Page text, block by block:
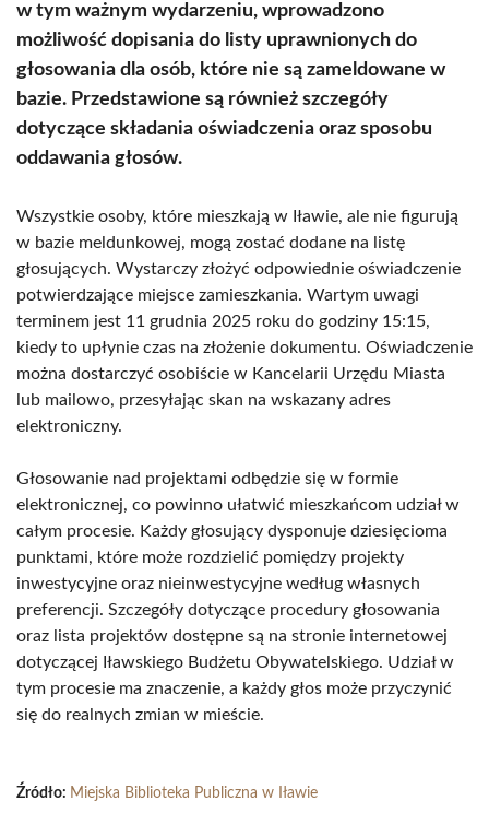
w tym ważnym wydarzeniu, wprowadzono
możliwość dopisania do listy uprawnionych do
głosowania dla osób, które nie są zameldowane w
bazie. Przedstawione są również szczegóły
dotyczące składania oświadczenia oraz sposobu
oddawania głosów.
Wszystkie osoby, które mieszkają w Iławie, ale nie figurują
w bazie meldunkowej, mogą zostać dodane na listę
głosujących. Wystarczy złożyć odpowiednie oświadczenie
potwierdzające miejsce zamieszkania. Wartym uwagi
terminem jest 11 grudnia 2025 roku do godziny 15:15,
kiedy to upłynie czas na złożenie dokumentu. Oświadczenie
można dostarczyć osobiście w Kancelarii Urzędu Miasta
lub mailowo, przesyłając skan na wskazany adres
elektroniczny.
Głosowanie nad projektami odbędzie się w formie
elektronicznej, co powinno ułatwić mieszkańcom udział w
całym procesie. Każdy głosujący dysponuje dziesięcioma
punktami, które może rozdzielić pomiędzy projekty
inwestycyjne oraz nieinwestycyjne według własnych
preferencji. Szczegóły dotyczące procedury głosowania
oraz lista projektów dostępne są na stronie internetowej
dotyczącej Iławskiego Budżetu Obywatelskiego. Udział w
tym procesie ma znaczenie, a każdy głos może przyczynić
się do realnych zmian w mieście.
Źródło: Miejska Biblioteka Publiczna w Iławie